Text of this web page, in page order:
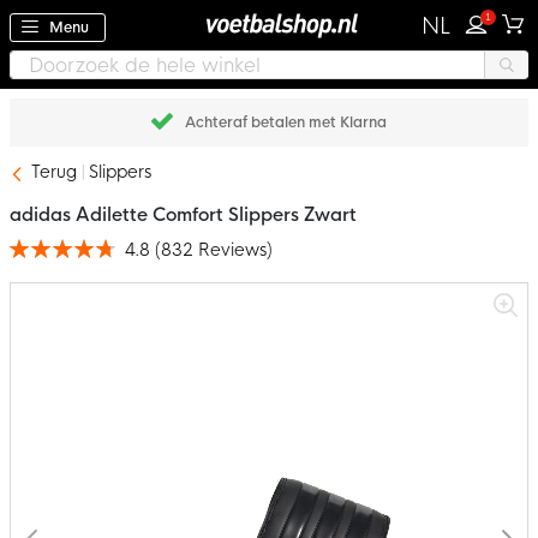
Menu NL 1
Achteraf betalen met Klarna
Terug Slippers
adidas Adilette Comfort Slippers Zwart
Waardering: 4.8 (832 Reviews)